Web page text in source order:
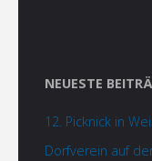
NEUESTE
12. Picknick in
Dorfverein auf